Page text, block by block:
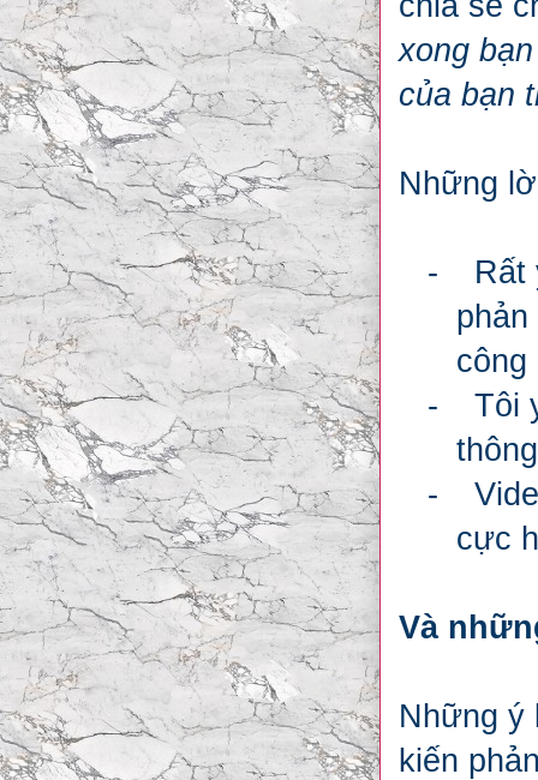
xong
của bạn
Những
-
Rất
công
-
Tôi
-
cực
Và
Những ý
kiến